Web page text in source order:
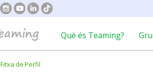
Què és Teaming?
Fitxa de Perfil